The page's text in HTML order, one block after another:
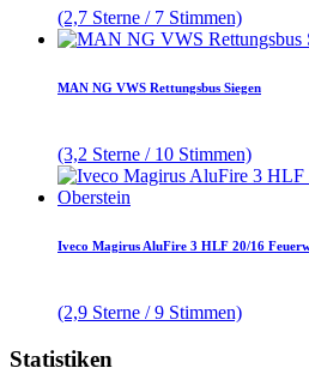
(2,7 Sterne / 7 Stimmen)
MAN NG VWS Rettungsbus Siegen
(3,2 Sterne / 10 Stimmen)
Iveco Magirus AluFire 3 HLF 20/16
(2,9 Sterne / 9 Stimmen)
Statistiken